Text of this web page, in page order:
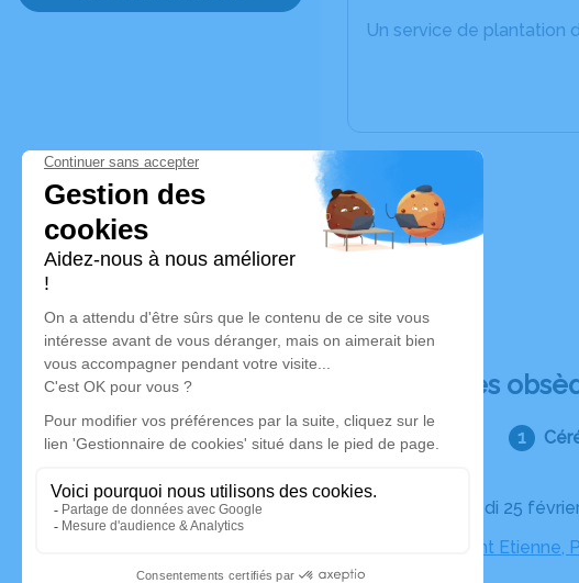
Un service de plantation
Déroulé des
Le vendredi 25
Église Saint